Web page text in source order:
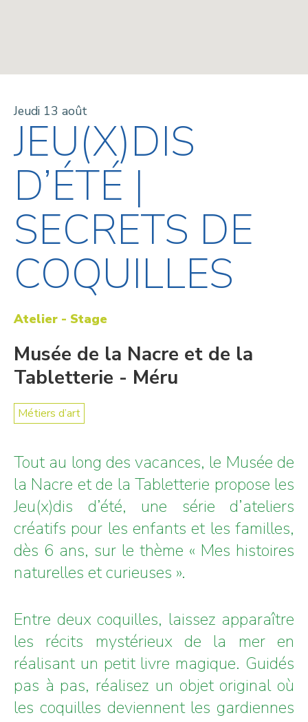
Jeudi 13 août
JEU(X)DIS
D’ÉTÉ |
SECRETS DE
COQUILLES
Atelier - Stage
Musée de la Nacre et de la
Tabletterie - Méru
Métiers d’art
Tout au long des vacances, le Musée de
la Nacre et de la Tabletterie propose les
Jeu(x)dis d’été, une série d’ateliers
créatifs pour les enfants et les familles,
dès 6 ans, sur le thème « Mes histoires
naturelles et curieuses ».
Entre deux coquilles, laissez apparaître
les récits mystérieux de la mer en
réalisant un petit livre magique. Guidés
pas à pas, réalisez un objet original où
les coquilles deviennent les gardiennes